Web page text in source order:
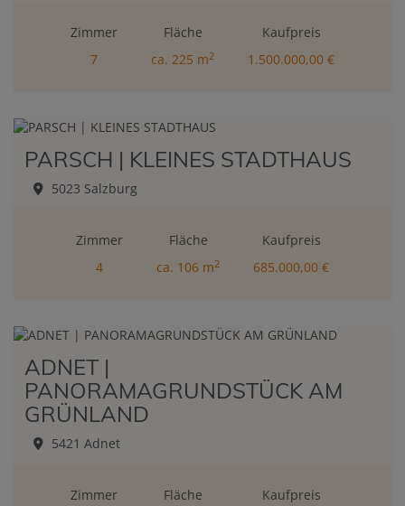
Zimmer
7
Fläche
ca. 225 m2
Kaufpreis
1.500.000,00 €
PARSCH | KLEINES STADTHAUS
5023 Salzburg
Zimmer
4
Fläche
ca. 106 m2
Kaufpreis
685.000,00 €
ADNET |
PANORAMAGRUNDSTÜCK AM
GRÜNLAND
5421 Adnet
Zimmer Fläche Kaufpreis